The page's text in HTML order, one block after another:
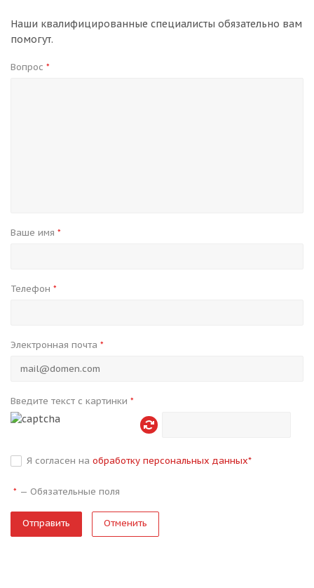
Наши квалифицированные специалисты обязательно вам
помогут.
Вопрос *
Ваше имя *
Телефон *
Электронная почта *
Введите текст с картинки *
Я согласен на обработку персональных данных*
* — Обязательные поля
Отменить